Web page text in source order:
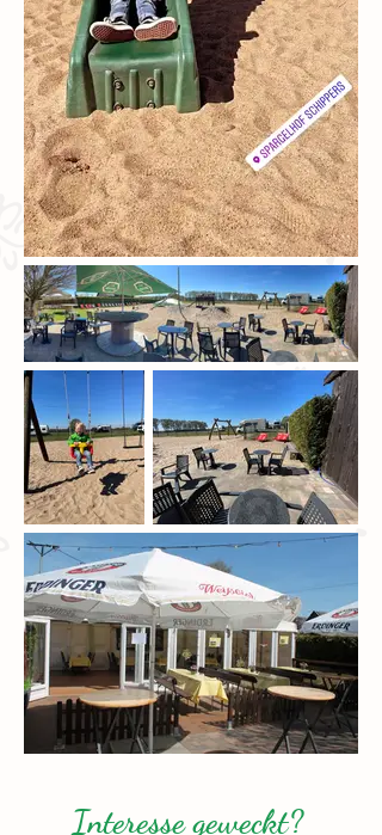
Interesse geweckt?